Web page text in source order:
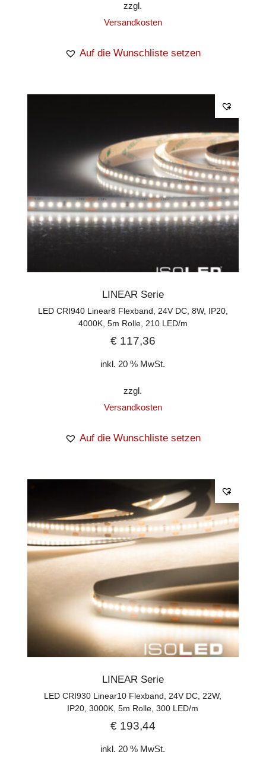
zzgl.
Versandkosten
Auf die Wunschliste setzen
LINEAR Serie
LED CRI940 Linear8 Flexband, 24V DC, 8W, IP20,
4000K, 5m Rolle, 210 LED/m
€117,36
inkl. 20 % MwSt.
zzgl.
Versandkosten
Auf die Wunschliste setzen
LINEAR Serie
LED CRI930 Linear10 Flexband, 24V DC, 22W,
IP20, 3000K, 5m Rolle, 300 LED/m
€193,44
inkl. 20 % MwSt.